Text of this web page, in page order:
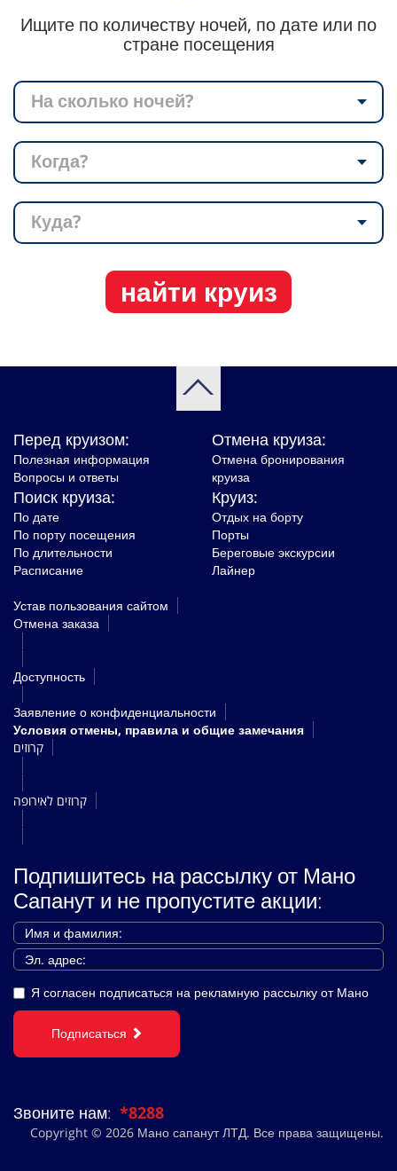
Ищите по количеству ночей, по дате или по
стране посещения
На сколько ночей?
Когда?
Куда?
найти круиз
Перед круизом:
Полезная информация
Вопросы и ответы
Отмена круиза:
Отмена бронирования
круиза
Поиск круиза:
По дате
По порту посещения
По длительности
Расписание
Круиз:
Отдых на борту
Порты
Береговые экскурсии
Лайнер
Устав пользования сайтом
Oтмена заказа
Доступность
Заявление о конфиденциальности
Условия отмены, правила и общие замечания
קרוזים
קרוזים לאירופה
Подпишитесь на рассылку от Мано
Сапанут и не пропустите акции:
Я согласен подписаться на рекламную рассылку от Мано
Подписаться
Звоните нам: *8288
Copyright © 2026 Мано сапанут ЛТД. Все права защищены.